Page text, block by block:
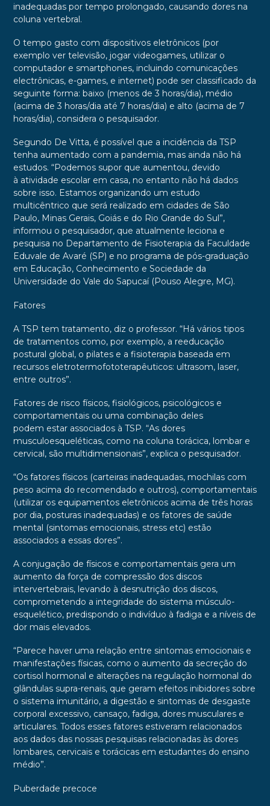
inadequadas por tempo prolongado, causando dores na
coluna vertebral.
O tempo gasto com dispositivos eletrônicos (por
exemplo ver televisão, jogar videogames, utilizar o
computador e smartphones, incluindo comunicações
electrônicas, e-games, e internet) pode ser classificado da
seguinte forma: baixo (menos de 3 horas/dia), médio
(acima de 3 horas/dia até 7 horas/dia) e alto (acima de 7
horas/dia), considera o pesquisador.
Segundo De Vitta, é possível que a incidência da TSP
tenha aumentado com a pandemia, mas ainda não há
estudos. “Podemos supor que aumentou, devido
à atividade escolar em casa, no entanto não há dados
sobre isso. Estamos organizando um estudo
multicêntrico que será realizado em cidades de São
Paulo, Minas Gerais, Goiás e do Rio Grande do Sul”,
informou o pesquisador, que atualmente leciona e
pesquisa no Departamento de Fisioterapia da Faculdade
Eduvale de Avaré (SP) e no programa de pós-graduação
em Educação, Conhecimento e Sociedade da
Universidade do Vale do Sapucaí (Pouso Alegre, MG).
Fatores
A TSP tem tratamento, diz o professor. “Há vários tipos
de tratamentos como, por exemplo, a reeducação
postural global, o pilates e a fisioterapia baseada em
recursos eletrotermofototerapêuticos: ultrasom, laser,
entre outros”.
Fatores de risco físicos, fisiológicos, psicológicos e
comportamentais ou uma combinação deles
podem estar associados à TSP. “As dores
musculoesqueléticas, como na coluna torácica, lombar e
cervical, são multidimensionais”, explica o pesquisador.
“Os fatores físicos (carteiras inadequadas, mochilas com
peso acima do recomendado e outros), comportamentais
(utilizar os equipamentos eletrônicos acima de três horas
por dia, posturas inadequadas) e os fatores de saúde
mental (sintomas emocionais, stress etc) estão
associados a essas dores”.
A conjugação de físicos e comportamentais gera um
aumento da força de compressão dos discos
intervertebrais, levando à desnutrição dos discos,
comprometendo a integridade do sistema músculo-
esquelético, predispondo o indivíduo à fadiga e a níveis de
dor mais elevados.
“Parece haver uma relação entre sintomas emocionais e
manifestações físicas, como o aumento da secreção do
cortisol hormonal e alterações na regulação hormonal do
glândulas supra-renais, que geram efeitos inibidores sobre
o sistema imunitário, a digestão e sintomas de desgaste
corporal excessivo, cansaço, fadiga, dores musculares e
articulares. Todos esses fatores estiveram relacionados
aos dados das nossas pesquisas relacionadas às dores
lombares, cervicais e torácicas em estudantes do ensino
médio”.
Puberdade precoce